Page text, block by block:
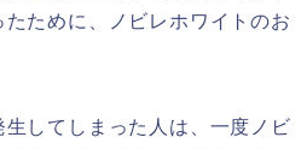
ために、ノビレホワイトのお
してしまった人は、一度ノビ